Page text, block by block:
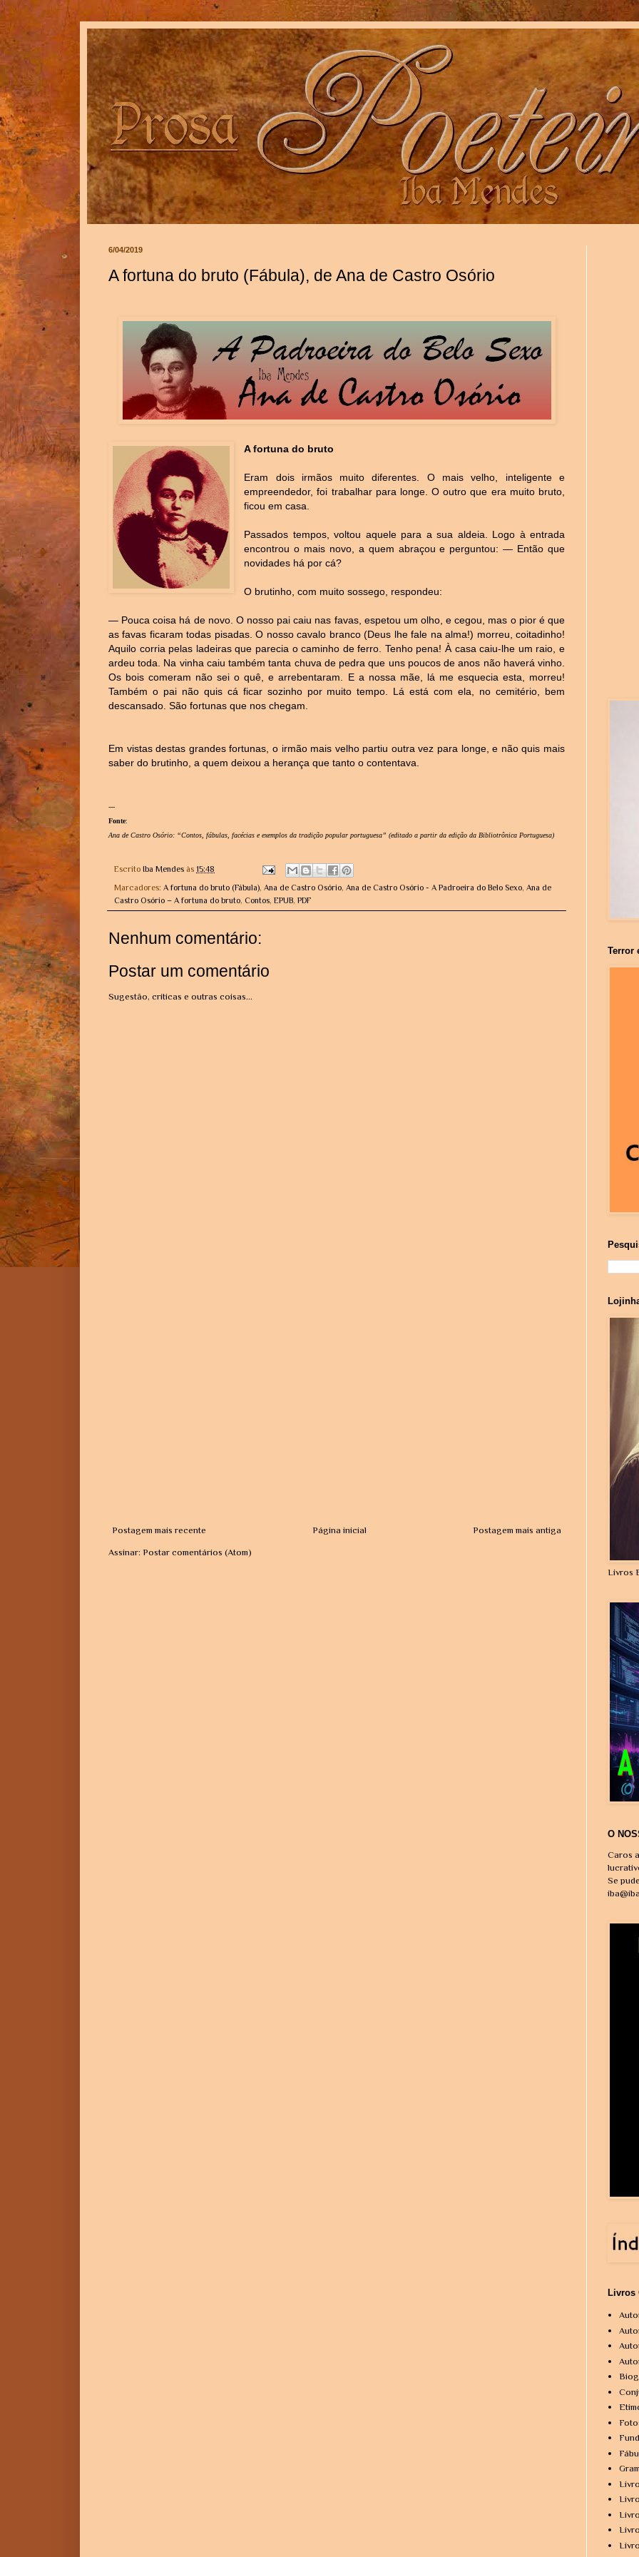
6/04/2019
A fortuna do bruto (Fábula), de Ana de Castro Osório
A fortuna do bruto
Eram dois irmãos muito diferentes. O mais velho, inteligente e
empreendedor, foi trabalhar para longe. O outro que era muito bruto,
ficou em casa.
Passados tempos, voltou aquele para a sua aldeia. Logo à entrada
encontrou o mais novo, a quem abraçou e perguntou: — Então que
novidades há por cá?
O brutinho, com muito sossego, respondeu:
— Pouca coisa há de novo. O nosso pai caiu nas favas, espetou um olho, e cegou, mas o pior é que
as favas ficaram todas pisadas. O nosso cavalo branco (Deus lhe fale na alma!) morreu, coitadinho!
Aquilo corria pelas ladeiras que parecia o caminho de ferro. Tenho pena! À casa caiu-lhe um raio, e
ardeu toda. Na vinha caiu também tanta chuva de pedra que uns poucos de anos não haverá vinho.
Os bois comeram não sei o quê, e arrebentaram. E a nossa mãe, lá me esquecia esta, morreu!
Também o pai não quis cá ficar sozinho por muito tempo. Lá está com ela, no cemitério, bem
descansado. São fortunas que nos chegam.
Em vistas destas grandes fortunas, o irmão mais velho partiu outra vez para longe, e não quis mais
saber do brutinho, a quem deixou a herança que tanto o contentava.
---
Fonte:
Ana de Castro Osório: “Contos, fábulas, facécias e exemplos da tradição popular portuguesa” (editado a partir da edição da Bibliotrônica Portuguesa)
Escrito Iba Mendes às 15:48
Marcadores: A fortuna do bruto (Fábula), Ana de Castro Osório, Ana de Castro Osório - A Padroeira do Belo Sexo, Ana de
Castro Osório – A fortuna do bruto, Contos, EPUB, PDF
Nenhum comentário:
Postar um comentário
Sugestão, críticas e outras coisas...
Postagem mais recente Postagem mais antiga
Página inicial
Assinar: Postar comentários (Atom)
Terror
Livros
O
Caros
Se
Livros